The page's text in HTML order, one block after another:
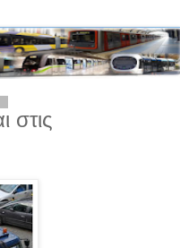
στις